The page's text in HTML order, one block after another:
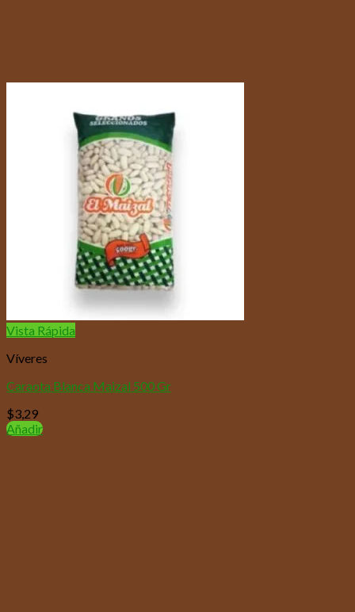
Vista Rápida
Víveres
Caraota Blanca Maizal 500 Gr
$3,29
Añadir